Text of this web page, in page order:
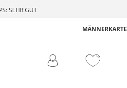
SEHR GUT
MÄNNERKARTE